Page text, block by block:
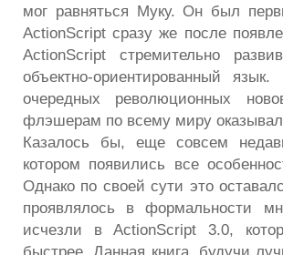
мог равняться Муку. Он был
ActionScript сразу же после
ActionScript стремительно
объектно-ориентированный
очередных революционных
флэшерам по всему миру
Казалось бы, еще совсем
котором появились все
Однако по своей сути это
проявлялось в формальности
исчезли в ActionScript 3.0,